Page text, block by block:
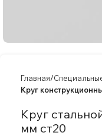
Главная
Круг
Круг
мм ст20